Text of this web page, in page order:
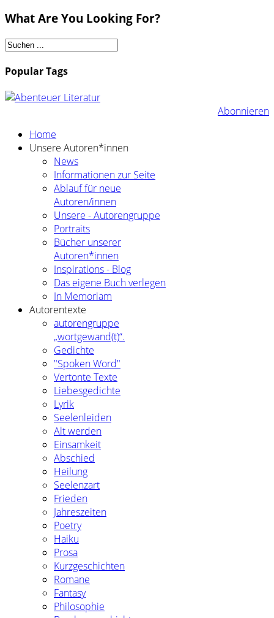
What Are You Looking For?
Popular Tags
Abonnieren
Home
Unsere Autoren*innen
News
Informationen zur Seite
Ablauf für neue
Autoren/innen
Unsere - Autorengruppe
Portraits
Bücher unserer
Autoren*innen
Inspirations - Blog
Das eigene Buch verlegen
In Memoriam
Autorentexte
autorengruppe
„wortgewand(t)“.
Gedichte
"Spoken Word"
Vertonte Texte
Liebesgedichte
Lyrik
Seelenleiden
Alt werden
Einsamkeit
Abschied
Heilung
Seelenzart
Frieden
Jahreszeiten
Poetry
Haiku
Prosa
Kurzgeschichten
Romane
Fantasy
Philosophie